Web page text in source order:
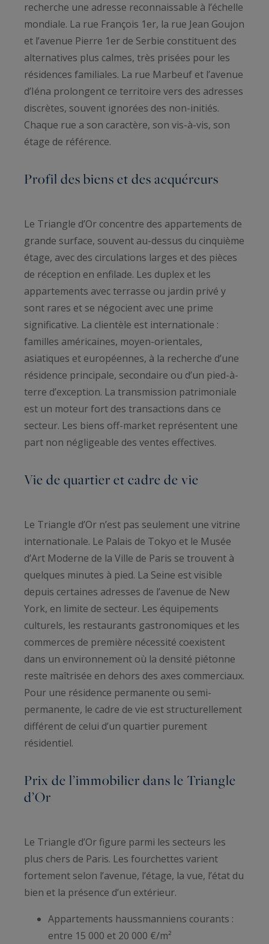
recherche une adresse reconnaissable à l’échelle
mondiale. La rue François 1er, la rue Jean Goujon
et l’avenue Pierre 1er de Serbie constituent des
alternatives plus calmes, très prisées pour les
résidences familiales. La rue Marbeuf et l’avenue
d’Iéna prolongent ce territoire vers des adresses
discrètes, souvent ignorées des non-initiés.
Chaque rue a son caractère, son vis-à-vis, son
étage de référence.
Profil des biens et des acquéreurs
Le Triangle d’Or concentre des appartements de
grande surface, souvent au-dessus du cinquième
étage, avec des circulations larges et des pièces
de réception en enfilade. Les duplex et les
appartements avec terrasse ou jardin privé y
sont rares et se négocient avec une prime
significative. La clientèle est internationale :
familles américaines, moyen-orientales,
asiatiques et européennes, à la recherche d’une
résidence principale, secondaire ou d’un pied-à-
terre d’exception. La transmission patrimoniale
est un moteur fort des transactions dans ce
secteur. Les biens off-market représentent une
part non négligeable des ventes effectives.
Vie de quartier et cadre de vie
Le Triangle d’Or n’est pas seulement une vitrine
internationale. Le Palais de Tokyo et le Musée
d’Art Moderne de la Ville de Paris se trouvent à
quelques minutes à pied. La Seine est visible
depuis certaines adresses de l’avenue de New
York, en limite de secteur. Les équipements
culturels, les restaurants gastronomiques et les
commerces de première nécessité coexistent
dans un environnement où la densité piétonne
reste maîtrisée en dehors des axes commerciaux.
Pour une résidence permanente ou semi-
permanente, le cadre de vie est structurellement
différent de celui d’un quartier purement
résidentiel.
Prix de l’immobilier dans le Triangle
d’Or
Le Triangle d’Or figure parmi les secteurs les
plus chers de Paris. Les fourchettes varient
fortement selon l’avenue, l’étage, la vue, l’état du
bien et la présence d’un extérieur.
Appartements haussmanniens courants :
entre 15 000 et 20 000 €/m²